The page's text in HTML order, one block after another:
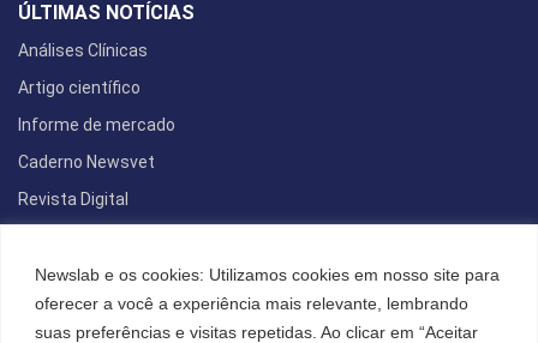
Newslab e os cookies: Utilizamos cookies em nosso site para
oferecer a você a experiência mais relevante, lembrando
suas preferências e visitas repetidas. Ao clicar em “Aceitar
ÚLTIMAS NOTÍCIAS
Análises Clínicas
Artigo científico
Informe de mercado
Caderno Newsvet
Revista Digital